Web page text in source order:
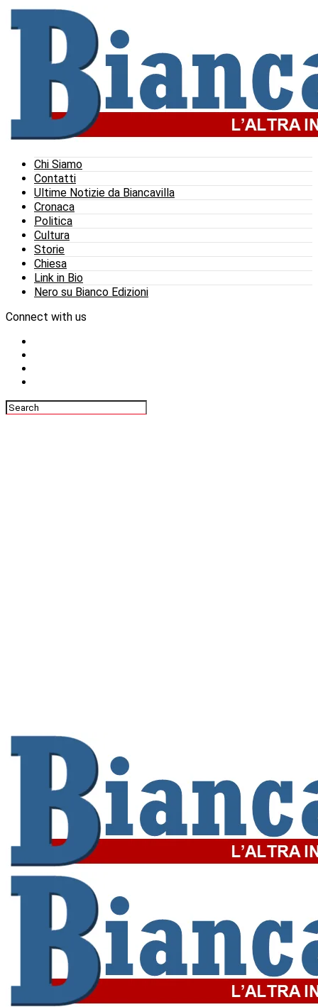
Chi Siamo
Contatti
Ultime Notizie da Biancavilla
Cronaca
Politica
Cultura
Storie
Chiesa
Link in Bio
Nero su Bianco Edizioni
Connect with us